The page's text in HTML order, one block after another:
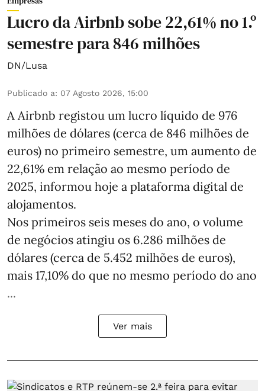
Lucro da Airbnb sobe 22,61% no 1.º
semestre para 846 milhões
DN/Lusa
Publicado a: 07 Agosto 2026, 15:00
A Airbnb registou um lucro líquido de 976
milhões de dólares (cerca de 846 milhões de
euros) no primeiro semestre, um aumento de
22,61% em relação ao mesmo período de
2025, informou hoje a plataforma digital de
alojamentos.
Nos primeiros seis meses do ano, o volume
de negócios atingiu os 6.286 milhões de
dólares (cerca de 5.452 milhões de euros),
mais 17,10% do que no mesmo período do ano
...
Ver mais